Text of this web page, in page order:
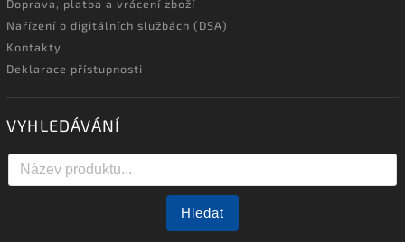
Doprava, platba a vrácení zboží
Nařízení o digitálních službách (DSA)
Kontakty
Deklarace přístupnosti
VYHLEDÁVÁNÍ
Hledat